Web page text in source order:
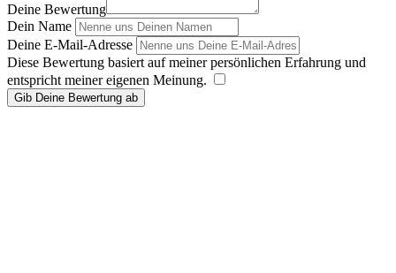
Deine Bewertung
Dein Name
Deine E-Mail-Adresse
Diese Bewertung basiert auf meiner persönlichen Erfahrung und
entspricht meiner eigenen Meinung.
Gib Deine Bewertung ab